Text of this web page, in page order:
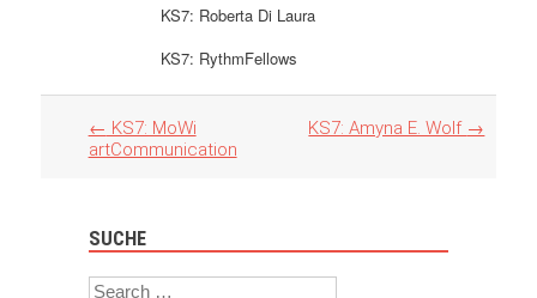
KS7: Roberta Di Laura
KS7: RythmFellows
Artikel
Navigation
← KS7: MoWi
artCommunication
KS7: Amyna E. Wolf →
SUCHE
Search